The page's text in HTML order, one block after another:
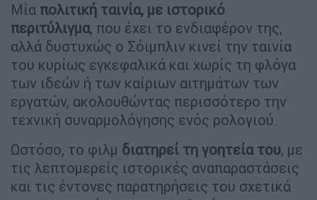
Μία πολιτική ταινία, με ιστορικό
περιτύλιγμα, που έχει το ενδιαφέρον της,
αλλά δυστυχώς ο Σόιμπλιν κινεί την ταινία
του κυρίως εγκεφαλικά και χωρίς τη φλόγα
των ιδεών ή των καίριων αιτημάτων των
εργατών, ακολουθώντας περισσότερο την
τεχνική συναρμολόγησης ενός ρολογιού.
Ωστόσο, το φιλμ διατηρεί τη γοητεία του, με
τις λεπτομερείς ιστορικές αναπαραστάσεις
και τις έντονες παρατηρήσεις του σχετικά